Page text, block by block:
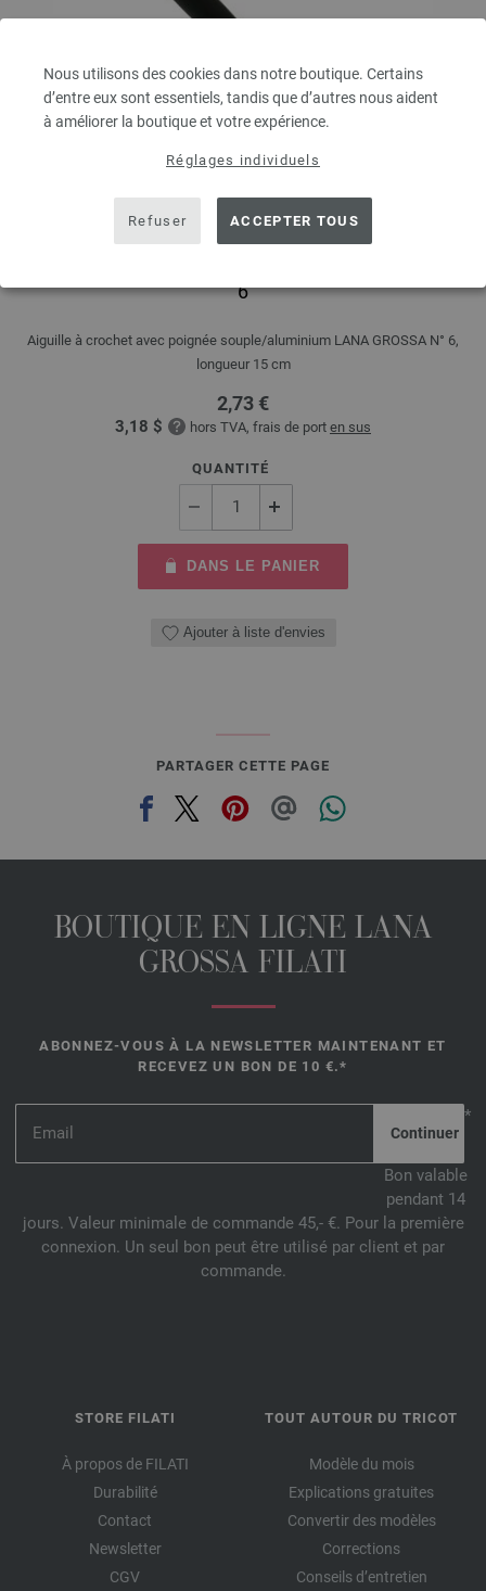
Nous utilisons des cookies dans notre boutique. Certains
d’entre eux sont essentiels, tandis que d’autres nous aident
à améliorer la boutique et votre expérience.
Réglages individuels
Refuser ACCEPTER TOUS
6
Aiguille à crochet avec poignée souple/aluminium LANA GROSSA N° 6,
longueur 15 cm
2,73 €
3,18 $ hors TVA, frais de port en sus
QUANTITÉ
DANS LE PANIER
Ajouter à liste d'envies
PARTAGER CETTE PAGE
BOUTIQUE EN LIGNE LANA
GROSSA FILATI
ABONNEZ-VOUS À LA NEWSLETTER MAINTENANT ET
RECEVEZ UN BON DE 10 €.*
*
Bon valable
pendant 14
jours. Valeur minimale de commande 45,- €. Pour la première
connexion. Un seul bon peut être utilisé par client et par
commande.
STORE FILATI
À propos de FILATI
Durabilité
Contact
Newsletter
CGV
TOUT AUTOUR DU TRICOT
Modèle du mois
Explications gratuites
Convertir des modèles
Corrections
Conseils d’entretien